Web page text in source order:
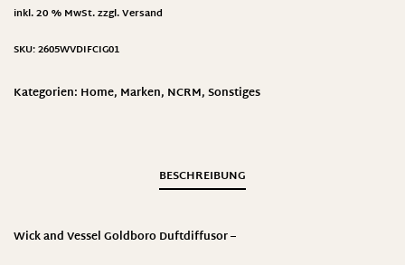
inkl. 20 % MwSt.zzgl.Versand
SKU:2605WVDIFCIG01
Kategorien: Home, Marken, NCRM,Sonstiges
BESCHREIBUNG
Wick and Vessel Goldboro Duftdiffusor –